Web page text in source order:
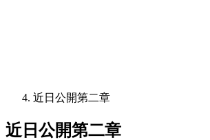
近日公開第二章
近日公開第二章